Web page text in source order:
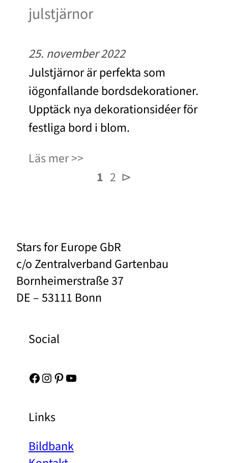
julstjärnor
25. november 2022
Julstjärnor är perfekta som
iögonfallande bordsdekorationer.
Upptäck nya dekorationsidéer för
festliga bord i blom.
Läs mer
1 2 ⊳
Stars for Europe GbR
c/o Zentralverband Gartenbau
Bornheimerstraße 37
DE – 53111 Bonn
Social
Facebook Instagram Pinterest YouTube
Links
Bildbank